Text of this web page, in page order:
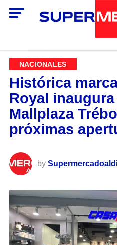
NACIONALES
Histórica
Royal
Mallplaza
próximas
by